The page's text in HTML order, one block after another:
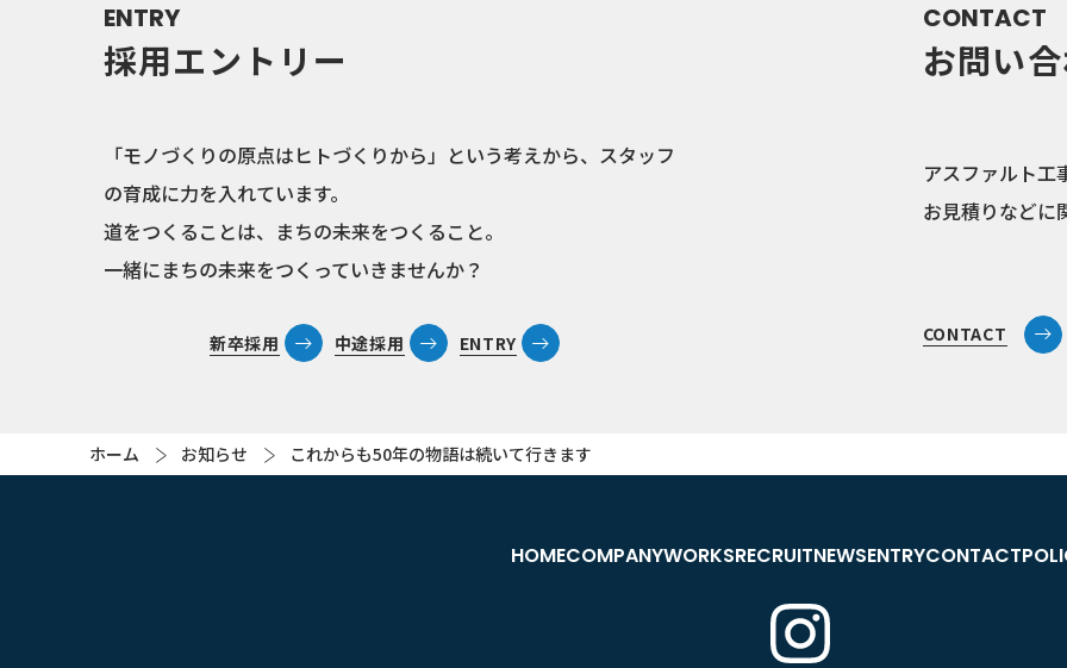
ENTRY
採用エントリー
「モノづくりの原点はヒトづくりから」という考えから、スタッフ
の育成に力を入れています。
道をつくることは、まちの未来をつくること。
一緒にまちの未来をつくっていきませんか？
新卒採用 中途採用 ENTRY
CONTACT
お問い
アスファルト工
お見積りなどに
CONTACT
ホーム お知らせ これからも50年の物語は続いて行きます
HOMECOMPANYWORKSRECRUITNEWSENTRYCONTACT